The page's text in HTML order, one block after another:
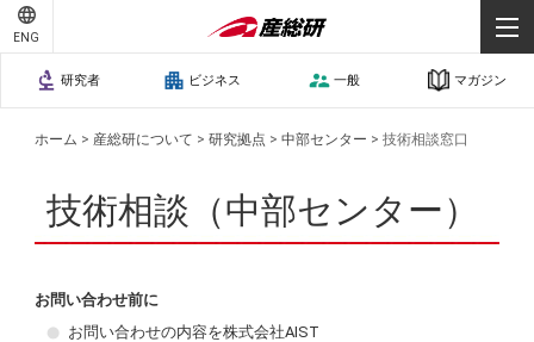
ENG
研究者 ビジネス 一般 マガジン
ホーム > 産総研について >研究拠点 >中部センター >技術相談窓口
技術相談（中部センター）
お問い合わせ前に
お問い合わせの内容を株式会社AIST